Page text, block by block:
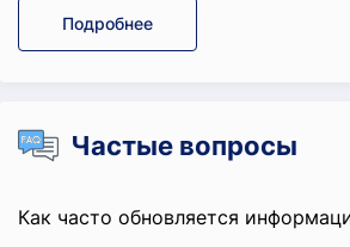
Подробнее
Частые вопросы
Как часто обновляется